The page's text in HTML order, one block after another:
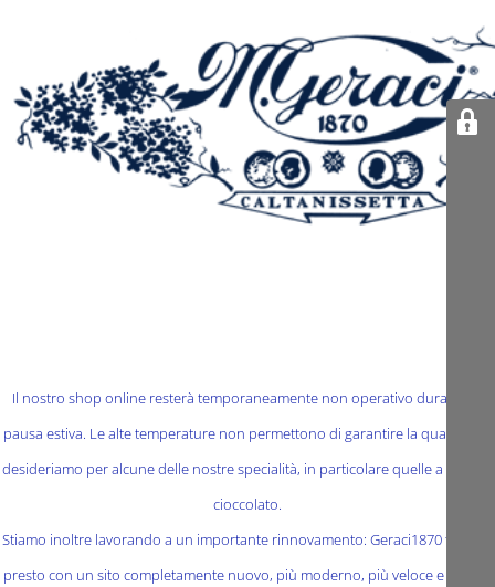
Il nostro shop online resterà temporaneamente non operativo durante la
pausa estiva. Le alte temperature non permettono di garantire la qualità che
desideriamo per alcune delle nostre specialità, in particolare quelle a base di
cioccolato.
Stiamo inoltre lavorando a un importante rinnovamento: Geraci1870 tornerà
presto con un sito completamente nuovo, più moderno, più veloce e ancora